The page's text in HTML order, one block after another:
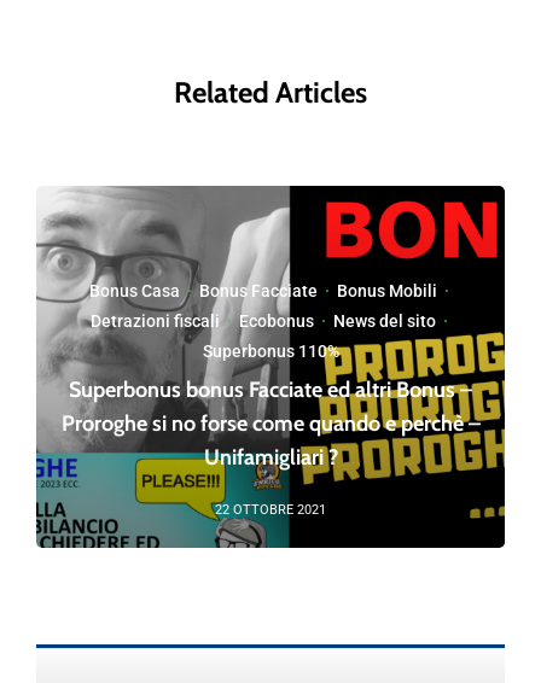
Related Articles
Bonus Casa · Bonus Facciate · Bonus Mobili ·
Detrazioni fiscali· Ecobonus· News del sito·
Superbonus 110%
Superbonus bonus Facciate ed altri Bonus –
Proroghe si no forse come quando e perchè –
Unifamigliari ?
22 OTTOBRE 2021